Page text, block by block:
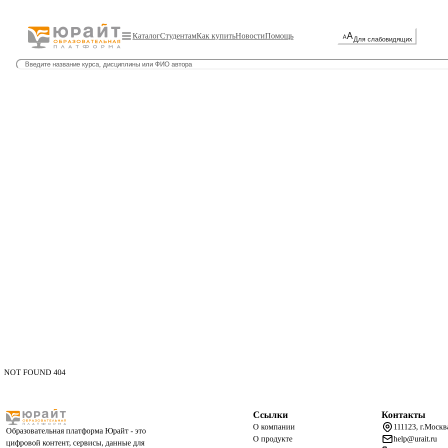
КаталогСтудентамКак купитьНовостиПомощь Для слабовидящих
NOT FOUND 404
Образовательная платформа Юрайт - это
цифровой контент, сервисы, данные для
Ссылки
О компании
О продукте
Контакты
111123,
help@urait.ru